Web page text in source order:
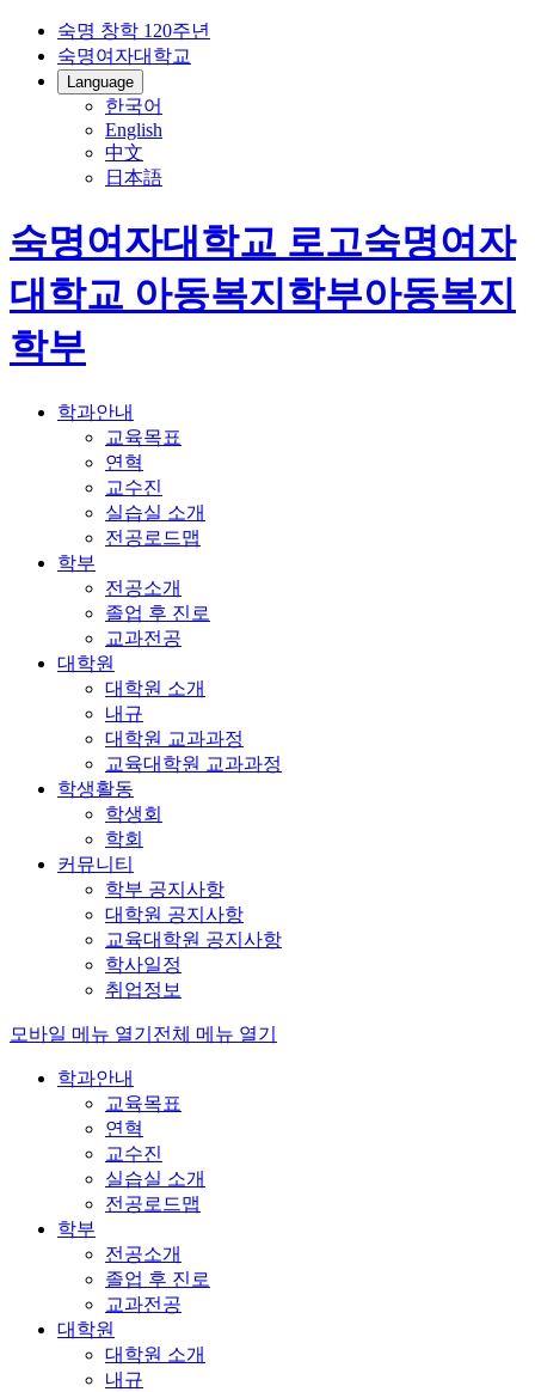
숙명 창학 120주년
숙명여자대학교
Language
한국어
English
中文
日本語
숙명여자대학교 로고숙명여자
대학교 아동복지학부아동복지
학부
학과안내
교육목표
연혁
교수진
실습실 소개
전공로드맵
학부
전공소개
졸업 후 진로
교과전공
대학원
대학원 소개
내규
대학원 교과과정
교육대학원 교과과정
학생활동
학생회
학회
커뮤니티
학부 공지사항
대학원 공지사항
교육대학원 공지사항
학사일정
취업정보
모바일 메뉴 열기 전체 메뉴 열기
학과안내
교육목표
연혁
교수진
실습실 소개
전공로드맵
학부
전공소개
졸업 후 진로
교과전공
대학원
대학원 소개
내규